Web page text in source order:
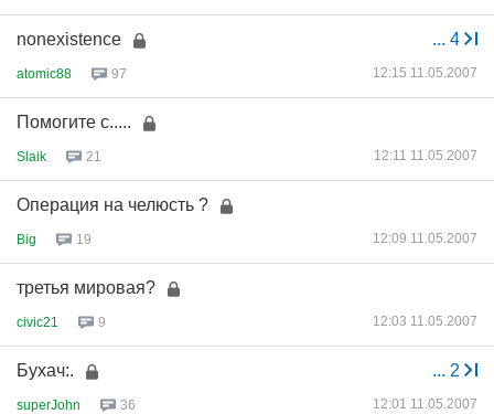
... 4
nonexistence
atomic88 97 12:15 11.05.2007
Помогите с.....
Slaik 21 12:11 11.05.2007
Операция на челюсть ?
Big 19 12:09 11.05.2007
третья мировая?
civic21 9 12:03 11.05.2007
... 2
Бухач:.
superJohn 36 12:01 11.05.2007